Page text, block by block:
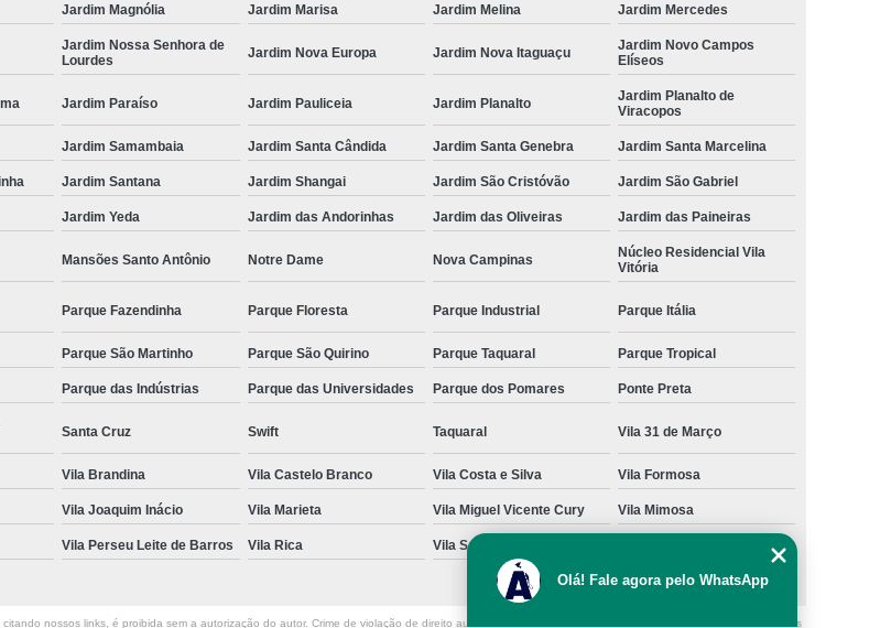
Odontologia para Porquinho da índia
Odontologia para Roedores
Odontologia Veterinária para Cachorros
Odonto para Cachorro
Odontologia para Cachorro Campinas
Odontologia para Cachorro São Paulo
Odontologia para Cães
Odontologia para Cães e Gatos
Odontologia para Gato
Odontologia para Gatos
Odontologia para Gatos e Cachorros
Odontologia para Pets
Odontologia Pet
Ozonioterapia Cachorro
Ozonioterapia para Animais
Ozonioterapia para Cachorro
Ozonioterapia para Cachorro Campinas
Ozonioterapia para Cachorro São Paulo
Ozonioterapia para Cães
Ozonioterapia para Cães Idosos
Ozonioterapia para Gatos
Ozonioterapia para Gatos e Cachorros
Ozonioterapia para Pets
Ozonioterapia Pet
Veterinário 24 Horas
Veterinário 24 Horas Perto de Mim
Veterinário Animais Exóticos
Veterinário Campinas
Veterinário de Animais Silvestres
Veterinário Próximo a Mim Veterinário São Paulo
Jardim Magnólia Jardim Marisa Jardim Melina Jardim Mercedes
Jardim Nossa Senhora de
Lourdes
Jardim Nova Europa Jardim Nova Itaguaçu
Jardim Novo Campos
Elíseos
Jardim Paraíso Jardim Pauliceia Jardim Planalto
Jardim Planalto de
Viracopos
Jardim Samambaia Jardim Santa Cândida Jardim Santa Genebra Jardim Santa Marcelina
Jardim Santana Jardim Shangai Jardim São Cristóvão Jardim São Gabriel
Jardim Yeda Jardim das Andorinhas Jardim das Oliveiras Jardim das Paineiras
Mansões Santo Antônio Notre Dame Nova Campinas
Núcleo Residencial Vila
Vitória
Parque Fazendinha Parque Floresta Parque Industrial Parque Itália
Parque São Martinho Parque São Quirino Parque Taquaral Parque Tropical
Parque das Indústrias Parque das Universidades Parque dos Pomares Ponte Preta
Santa Cruz Swift Taquaral Vila 31 de Março
Vila Brandina Vila Castelo Branco Vila Costa e Silva Vila Formosa
Vila Joaquim Inácio Vila Marieta Vila Miguel Vicente Cury Vila Mimosa
Vila Perseu Leite de Barros Vila Rica Vila San Martin
nossos links, é proibida sem a autorização do autor. Crime de violação de direito autoral – artigo 184 do Código Penal – Lei 9610/98 - Lei de direitos
Olá! Fale agora pelo WhatsApp